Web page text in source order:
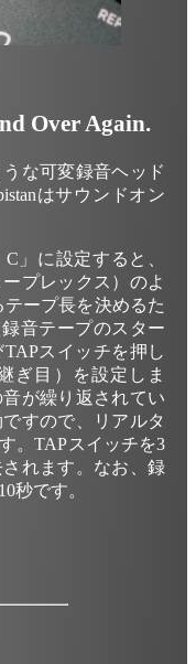
Over Again.
な可変録音ヘッド
はサウンドオン
C」に設定すると、
プレックス）のよ
ープ長を決めるた
音テープのスター
スイッチを押し
ぎ目）を設定しま
が繰り返されてい
すので、リアルタ
。TAPスイッチを3
れます。なお、録
秒です。